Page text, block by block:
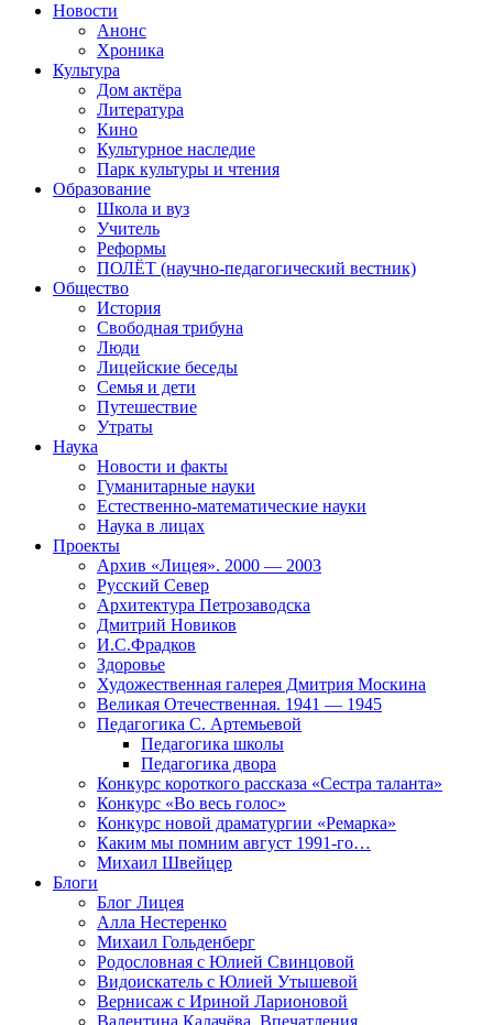
Новости
Анонс
Хроника
Культура
Дом актёра
Литература
Кино
Культурное наследие
Парк культуры и чтения
Образование
Школа и вуз
Учитель
Реформы
ПОЛЁТ (научно-педагогический вестник)
Общество
История
Свободная трибуна
Люди
Лицейские беседы
Семья и дети
Путешествие
Утраты
Наука
Новости и факты
Гуманитарные науки
Естественно-математические науки
Наука в лицах
Проекты
Архив «Лицея». 2000 — 2003
Русский Север
Архитектура Петрозаводска
Дмитрий Новиков
И.С.Фрадков
Здоровье
Художественная галерея Дмитрия Москина
Великая Отечественная. 1941 — 1945
Педагогика С. Артемьевой
Педагогика школы
Педагогика двора
Конкурс короткого рассказа «Сестра таланта»
Конкурс «Во весь голос»
Конкурс новой драматургии «Ремарка»
Каким мы помним август 1991-го…
Михаил Швейцер
Блоги
Блог Лицея
Алла Нестеренко
Михаил Гольденберг
Родословная с Юлией Свинцовой
Видоискатель с Юлией Утышевой
Вернисаж с Ириной Ларионовой